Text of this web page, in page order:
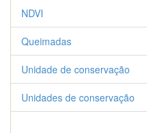
NDVI
Queimadas
Unidade de conservação
Unidades de conservação